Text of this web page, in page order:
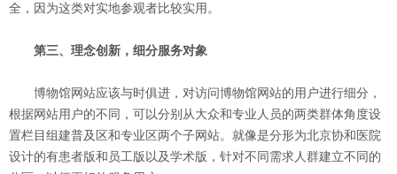
全，因为这类对实地参观者比较实用。
第三、理念创新，细分服务对象
博物馆网站应该与时俱进，对访问博物馆网站的用户进行细分，
根据网站用户的不同，可以分别从大众和专业人员的两类群体角度设
置栏目组建普及区和专业区两个子网站。就像是分形为北京协和医院
设计的有患者版和员工版以及学术版，针对不同需求人群建立不同的